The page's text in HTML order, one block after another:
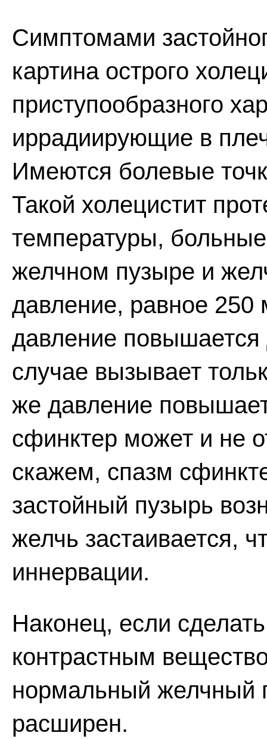
Симптомами
картина острого
приступообразного
иррадиирующие в
Имеются болевые
Такой холецистит
температуры,
желчном пузыре и
давление, равное 250
давление
случае вызывает
же давление
сфинктер может и не
скажем, спазм
застойный пузырь
желчь застаивается,
иннервации.
Наконец, если
контрастным
нормальный желчный
расширен.